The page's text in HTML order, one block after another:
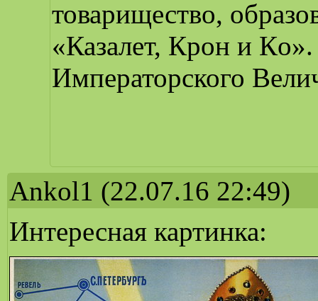
товарищество,
«Казалет, Крон и
Императорского
Ankol1 (22.07.16 22:49)
Интересная картинка: